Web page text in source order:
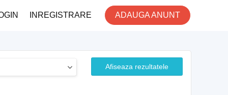
ADAUGA ANUNT
INREGISTRARE
Afiseaza rezultatele